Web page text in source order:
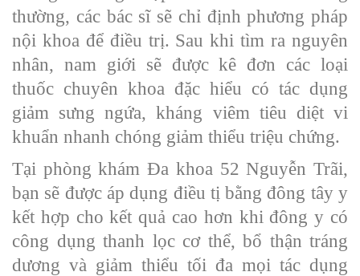
thường, các bác sĩ sẽ chỉ định phương pháp
nội khoa để điều trị. Sau khi tìm ra nguyên
nhân, nam giới sẽ được kê đơn các loại
thuốc chuyên khoa đặc hiểu có tác dụng
giảm sưng ngứa, kháng viêm tiêu diệt vi
khuẩn nhanh chóng giảm thiểu triệu chứng.
Tại phòng khám Đa khoa 52 Nguyễn Trãi,
bạn sẽ được áp dụng điều tị bằng đông tây y
kết hợp cho kết quả cao hơn khi đông y có
công dụng thanh lọc cơ thể, bổ thận tráng
dương và giảm thiểu tối đa mọi tác dụng